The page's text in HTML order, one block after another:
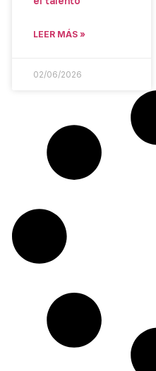
LEER MÁS »
02/06/2026